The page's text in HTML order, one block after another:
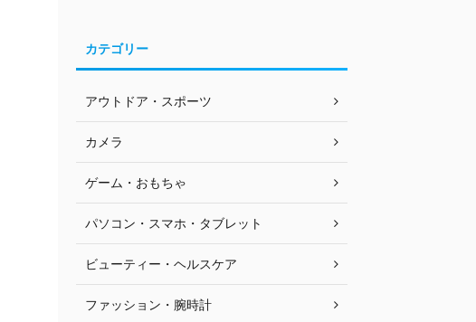
カテゴリー
アウトドア・スポーツ
カメラ
ゲーム・おもちゃ
パソコン・スマホ・タブレット
ビューティー・ヘルスケア
ファッション・腕時計